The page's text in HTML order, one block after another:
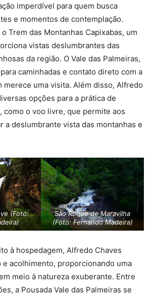
imperdível para quem busca
e momentos de contemplação.
Trem das Montanhas Capixabas, um
vistas deslumbrantes das
da região. O Vale das Palmeiras,
caminhadas e contato direto com a
merece uma visita. Além disso, Alfredo
opções para a prática de
como o voo livre, que permite aos
a deslumbrante vista das montanhas e
(Foto:
São Roque de Maravilha
(Foto: Fernando Madeira)
à hospedagem, Alfredo Chaves
acolhimento, proporcionando uma
meio à natureza exuberante. Entre
a Pousada Vale das Palmeiras se